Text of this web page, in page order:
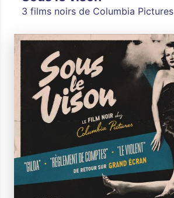
3 films noirs de Columbia Pictures